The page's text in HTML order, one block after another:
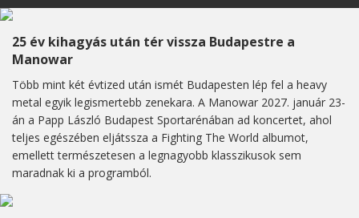
25 év kihagyás után tér vissza Budapestre a
Manowar
Több mint két évtized után ismét Budapesten lép fel a heavy
metal egyik legismertebb zenekara. A Manowar 2027. január 23-
án a Papp László Budapest Sportarénában ad koncertet, ahol
teljes egészében eljátssza a Fighting The World albumot,
emellett természetesen a legnagyobb klasszikusok sem
maradnak ki a programból.